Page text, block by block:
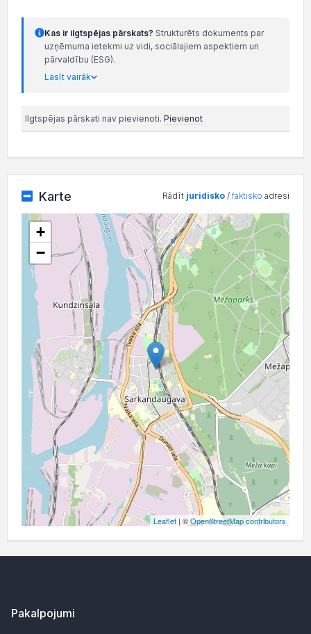
Kas ir ilgtspējas pārskats? Strukturēts dokuments par
uzņēmuma ietekmi uz vidi, sociālajiem aspektiem un
pārvaldību (ESG).
Lasīt vairāk
Ilgtspējas pārskati nav pievienoti. Pievienot
Karte Rādīt juridisko /faktisko adresi
+
−
Leaflet | ©OpenStreetMap contributors
Pakalpojumi